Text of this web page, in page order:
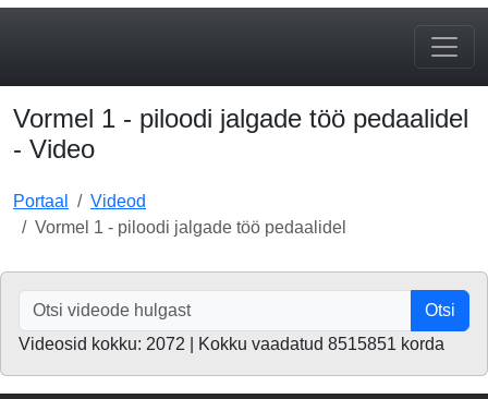
Vormel 1 - piloodi jalgade töö pedaalidel
- Video
Portaal
Videod
Vormel 1 - piloodi jalgade töö pedaalidel
Otsi
Videosid kokku: 2072 | Kokku vaadatud 8515851 korda